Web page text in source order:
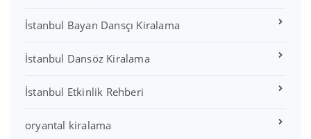
İstanbul Bayan Dansçı Kiralama
İstanbul Dansöz Kiralama
İstanbul Etkinlik Rehberi
oryantal kiralama